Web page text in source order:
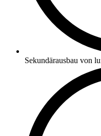
Sekundärausbau von